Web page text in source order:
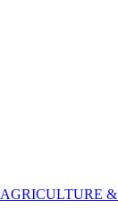
AGRICULTURE